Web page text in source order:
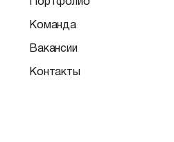
Портфолио
Команда
Вакансии
Контакты